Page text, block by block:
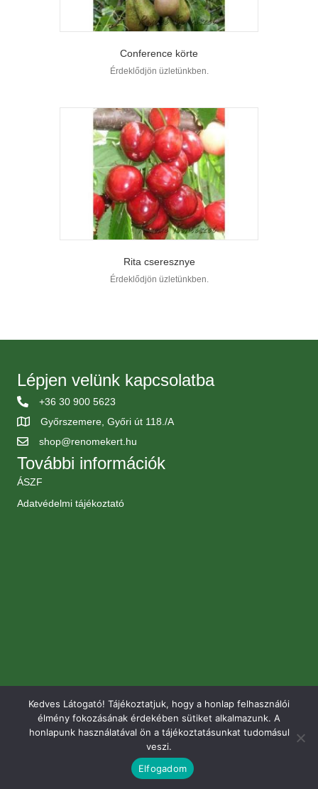
Conference körte
Érdeklődjön üzletünkben.
Rita cseresznye
Érdeklődjön üzletünkben.
Lépjen velünk kapcsolatba
+36 30 900 5623
Győrszemere, Győri út 118./A
shop@renomekert.hu
További információk
ÁSZF
Adatvédelmi tájékoztató
© 2026 Renomé Kertészet. Minden jog fenntartva.
Kedves Látogató! Tájékoztatjuk, hogy a honlap felhasználói
élmény fokozásának érdekében sütiket alkalmazunk. A
honlapunk használatával ön a tájékoztatásunkat tudomásul
veszi.
Elfogadom